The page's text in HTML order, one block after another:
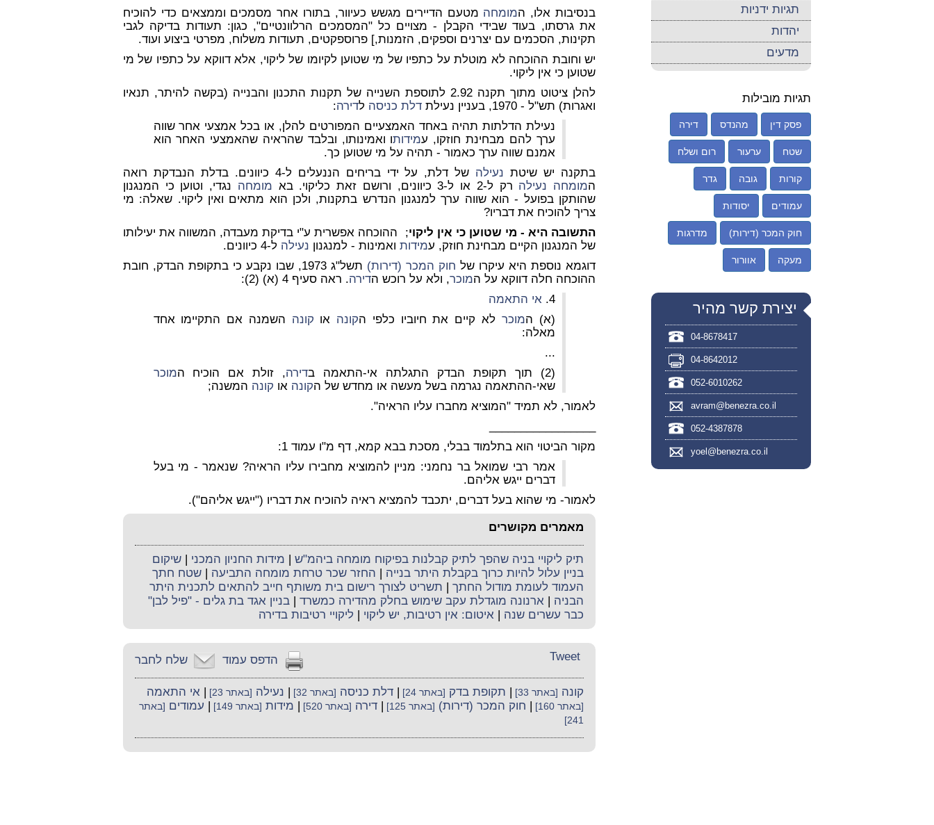
בנסיבות אלו, המומחה מטעם הדיירים מגשש כעיוור, בתורו אחר מסמכים וממצאים כדי להוכיח
את גרסתו, בעוד שבידי הקבלן - מצויים כל "המסמכים הרלוונטיים", כגון: תעודות בדיקה לגבי
תקינות, הסכמים עם יצרנים וספקים, הזמנות,] פרוספקטים, תעודות משלוח, מפרטי ביצוע ועוד.
יש וחובת ההוכחה לא מוטלת על כתפיו של מי שטוען לקיומו של ליקוי, אלא דווקא על כתפיו של מי
שטוען כי אין ליקוי.
להלן ציטוט מתוך תקנה 2.92 לתוספת השנייה של תקנות התכנון והבנייה (בקשה להיתר, תנאיו
ואגרות) תש"ל - 1970, בעניין נעילת
דלת כניסה לדירה:
נעילת הדלתות תהיה באחד האמצעיים המפורטים להלן, או בכל אמצעי אחר שווה
ערך להם מבחינת חוזקו, עמידותו ואמינותו, ובלבד שהראיה שהאמצעי האחר הוא
אמנם שווה ערך כאמור - תהיה על מי שטוען כך.
בתקנה יש שיטת נעילה
של דלת, על ידי בריחים הננעלים ל-4 כיוונים. בדלת הנבדקת רואה
המומחה נעילה רק ל-2 או ל-3 כיוונים, ורושם זאת כליקוי. בא מומחה נגדי, וטוען כי המנגנון
שהותקן בפועל - הוא שווה ערך למנגנון הנדרש בתקנות, ולכן הוא מתאים ואין ליקוי. שאלה: מי
צריך להוכיח את דבריו?
התשובה היא - מי שטוען כי אין ליקוי; ההוכחה אפשרית ע"י בדיקת מעבדה, המשווה את יעילותו
של המנגנון הקיים מבחינת חוזק, עמידות ואמינות - למנגנון נעילה ל-4 כיוונים.
דוגמא נוספת היא עיקרו של חוק המכר (דירות)
תשל"ג 1973, שבו נקבע כי בתקופת הבדק, חובת
ההוכחה חלה דווקא על המוכר, ולא על רוכש הדירה. ראה סעיף 4 (א) (2):
4. אי התאמה
(א) המוכר לא קיים את חיוביו כלפי הקונה או קונה השמנה אם התקיימו אחד
מאלה:
...
(2) תוך תקופת הבדק התגלתה אי-התאמה ב
דירה, זולת אם הוכיח המוכר
שאי-ההתאמה נגרמה בשל מעשה או מחדש של הקונה או קונה המשנה;
לאמור, לא תמיד "המוציא מחברו עליו הראיה".
מקור הביטוי הוא בתלמוד בבלי, מסכת בבא קמא, דף מ"ו עמוד 1:
אמר רבי שמואל בר נחמני: מניין להמוציא מחבירו עליו הראיה? שנאמר - מי בעל
דברים ייגש אליהם.
לאמור- מי שהוא בעל דברים, יתכבד להמציא ראיה להוכיח את דבריו ("ייגש אליהם").
מאמרים מקושרים
תיק ליקויי בניה שהפך לתיק קבלנות בפיקוח מומחה ביהמ"ש | מידות החניון המכני | שיקום
בניין עלול להיות כרוך בקבלת היתר בנייה | החזר שכר טרחת מומחה התביעה | שטח חתך
העמוד לעומת מודול החתך | תשריט לצורך רישום בית משותף חייב להתאים לתכנית היתר
הבניה | ארנונה מוגדלת עקב שימוש בחלק מהדירה כמשרד | בניין אגד בת גלים - "פיל לבן"
כבר עשרים שנה | איטום: אין רטיבות, יש ליקוי | ליקויי רטיבות בדירה
שלח לחבר הדפס עמוד Tweet
קונה [באתר 33] | תקופת בדק [באתר 24] | דלת כניסה [באתר 32] | נעילה [באתר 23] | אי התאמה
[באתר 160] | חוק המכר (דירות) [באתר 125] | דירה [באתר 520] | מידות [באתר 149] | עמודים [באתר
241]
תגיות ידניות
יהדות
מדעים
תגיות מובילות
פסק דין מהנדס דירה
שטח ערעור רום ושלח
קורות גובה גדר
עמודים יסודות
חוק המכר (דירות) מדרגות
מעקה אוורור
יצירת קשר מהיר
04-8678417
04-8642012
052-6010262
avram@benezra.co.il
052-4387878
yoel@benezra.co.il